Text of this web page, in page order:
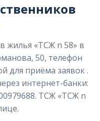
жилья «ТСЖ n 58» в
50, телефон
для приёма заявок .
интернет-банки:
ТСЖ «ТСЖ n